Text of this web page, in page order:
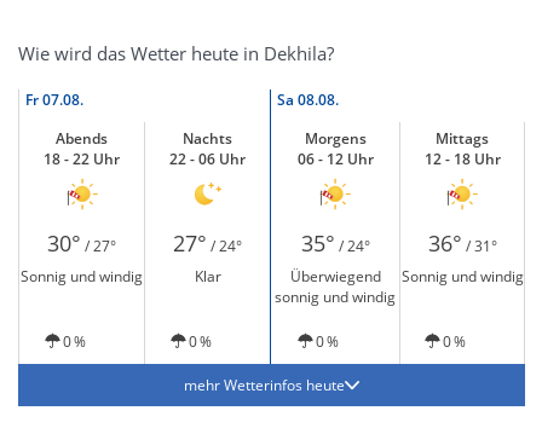
Wie wird das Wetter heute in Dekhila?
Fr07.08. Sa 08.08.
Abends
18 - 22 Uhr
Nachts
22 - 06 Uhr
Morgens
06 - 12 Uhr
Mittags
12 - 18 Uhr
30° / 27° 27° / 24° 35° / 24° 36° / 31°
Sonnig und windig
Klar
Überwiegend
sonnig und windig
Sonnig und windig
0 % 0 % 0 % 0 %
mehr Wetterinfos heute